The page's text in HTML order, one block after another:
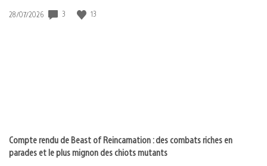
Date
28/07/2026 3 13
Compte rendu de Beast of Reincarnation : des combats riches en
parades et le plus mignon des chiots mutants